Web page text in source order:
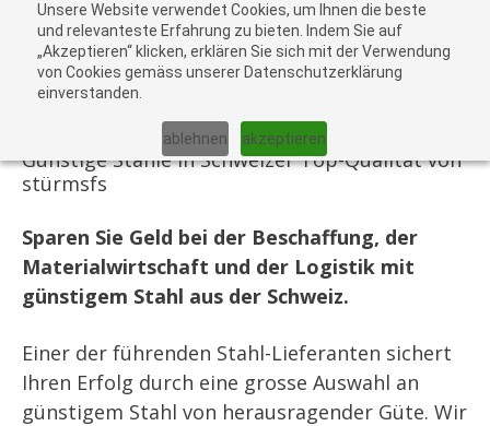
Unsere Website verwendet Cookies, um Ihnen die beste
und relevanteste Erfahrung zu bieten. Indem Sie auf
„Akzeptieren“ klicken, erklären Sie sich mit der Verwendung
von Cookies gemäss unserer Datenschutzerklärung
einverstanden.
ablehnen akzeptieren
Stahl günstig
Günstige Stahle in Schweizer Top-Qualität von
stürmsfs
Sparen Sie Geld bei der Beschaffung, der
Materialwirtschaft und der Logistik mit
günstigem Stahl aus der Schweiz.
Einer der führenden Stahl-Lieferanten sichert
Ihren Erfolg durch eine grosse Auswahl an
günstigem Stahl von herausragender Güte. Wir